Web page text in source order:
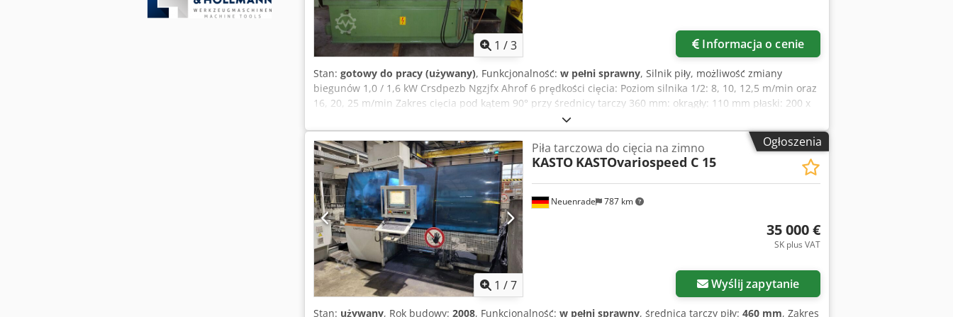
1 /3 Informacja o cenie
Stan: gotowy do pracy (używany), Funkcjonalność: w pełni sprawny, Silnik piły, możliwość zmiany
biegunów 1,0 / 1,6 kW Crsdpezb Ngzjfx Ahrof 6 prędkości cięcia: Poziom silnika 1/2: 8, 10, 12,5 m/min oraz
16, 20, 25 m/min Zakres cięcia pod kątem 90° przy średnicy tarczy 360 mm: okrągły: 110 mm płaski: 200 x
80 mm Tarcze piły: 315 / 360 mm Posuw piły: hydrauliczny Posuw materiału: hydrauliczny, min. 10 mm
Zacisk materiału: hydrauliczny 2 dodatkowe tarcze piły --> --> Cena specjalna: 4 000 EUR netto, załadunek
w cenie!
Ogłoszenia
1 /7
Neuenrade 787 km
Piła tarczowa do cięcia na zimno
KASTO KASTOvariospeed C 15
35 000 €
SK plus VAT
Wyślij zapytanie
Stan: używany, Rok budowy: 2008, Funkcjonalność: w pełni sprawny, średnica tarczy piły: 460 mm, Zakres